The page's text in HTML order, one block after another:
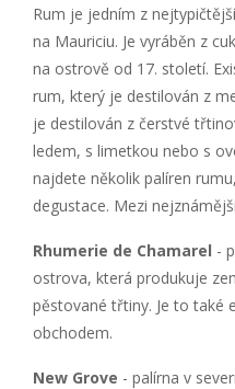
Rum je jedním z
na Mauriciu. Je vyráběn z
na ostrově od 17. století.
rum, který je destilován z
je destilován z čerstvé
ledem, s limetkou nebo s
najdete několik palíren
degustace. Mezi
Rhumerie de Chamarel -
ostrova, která produkuje
pěstované třtiny. Je to také
obchodem.
New Grove - palírna v